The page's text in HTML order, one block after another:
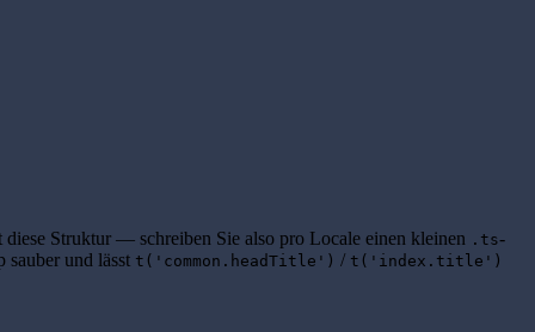
Struktur — schreiben Sie also pro Locale einen kleinen .ts-
sauber und lässt t('common.headTitle') / t('index.title')